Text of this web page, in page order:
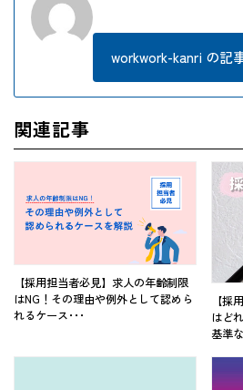
workwork-kanri の記
関連記事
【採用担当者必見】求人の年齢制限
はNG！その理由や例外として認めら
れるケース･･･
【採
はど
基準